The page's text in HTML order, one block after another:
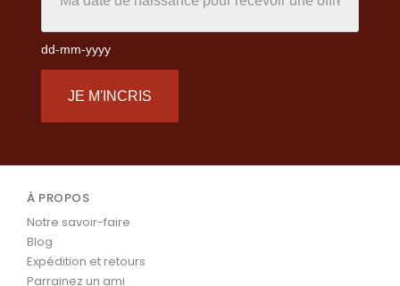
dd-mm-yyyy
JE M'INCRIS
À PROPOS
Notre savoir-faire
Blog
Expédition et retours
Parrainez un ami